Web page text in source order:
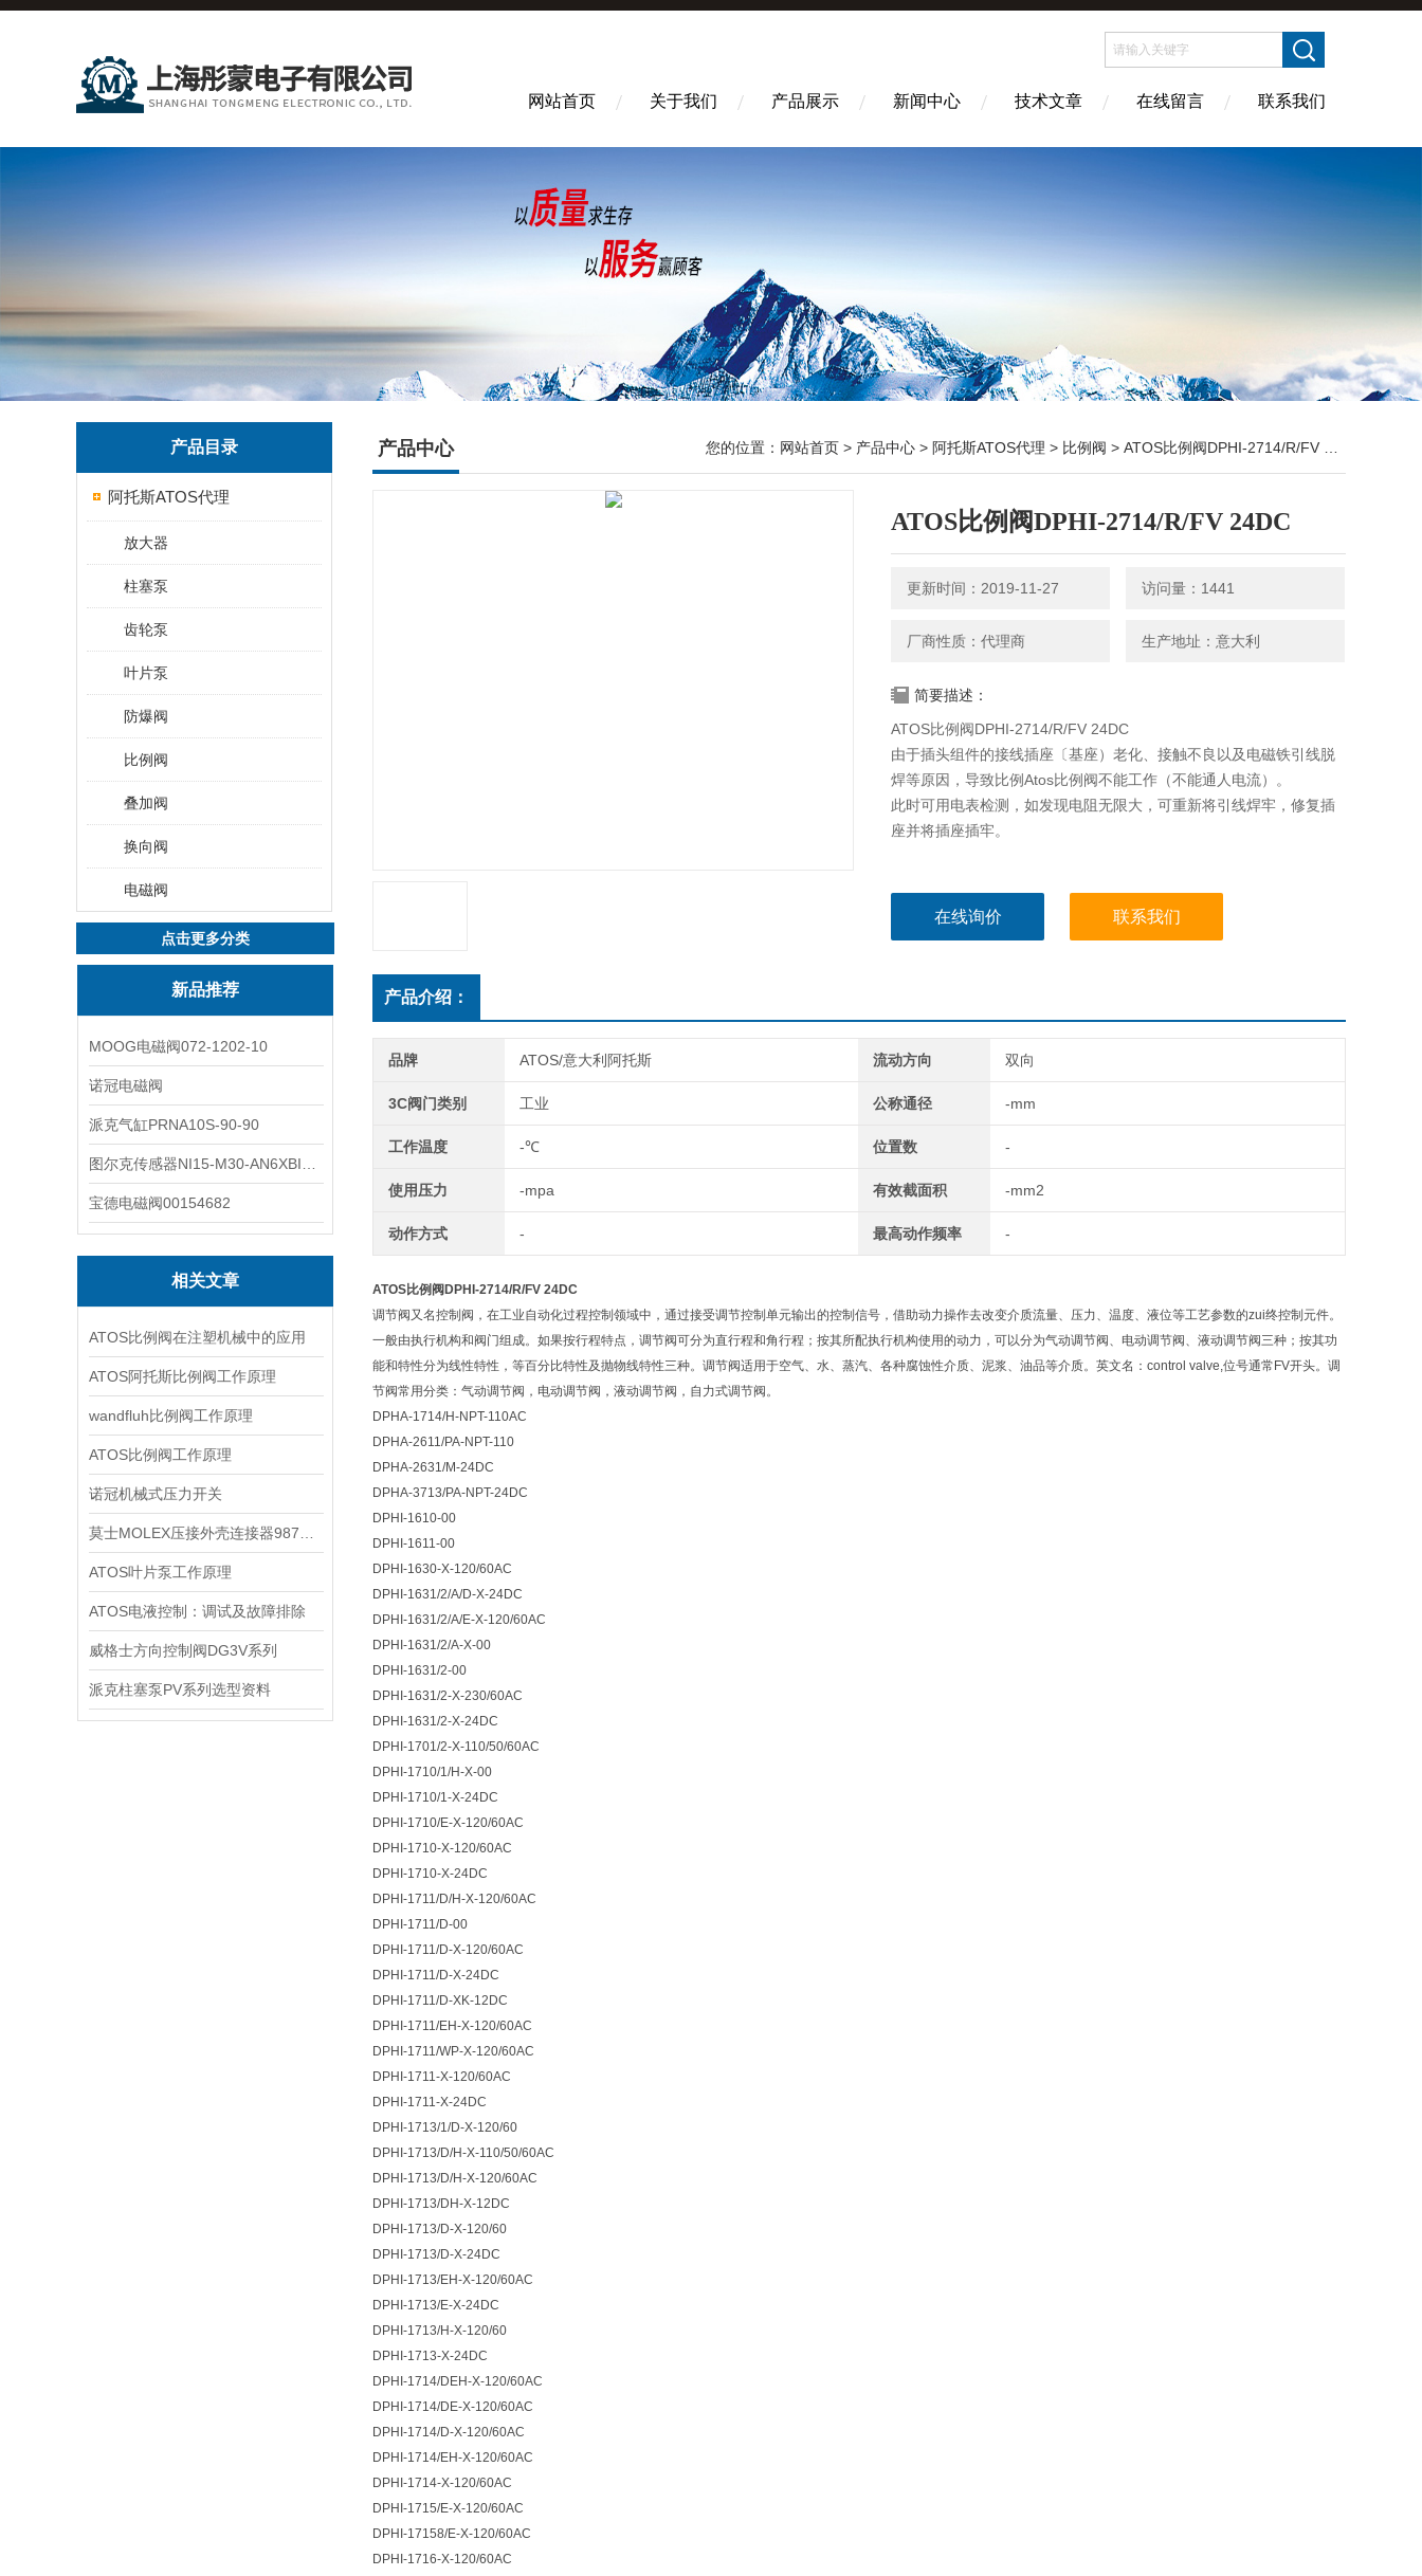
网站首页 关于我们 产品展示 新闻中心 技术文章 在线留言 联系我们
产品目录
阿托斯ATOS代理
放大器
柱塞泵
齿轮泵
叶片泵
防爆阀
比例阀
叠加阀
换向阀
电磁阀
点击更多分类
新品推荐
MOOG电磁阀072-1202-10
诺冠电磁阀
派克气缸PRNA10S-90-90
宝德电磁阀00154682
相关文章
ATOS比例阀在注塑机械中的应用
ATOS阿托斯比例阀工作原理
wandfluh比例阀工作原理
ATOS比例阀工作原理
诺冠机械式压力开关
ATOS叶片泵工作原理
ATOS电液控制：调试及故障排除
威格士方向控制阀DG3V系列
派克柱塞泵PV系列选型资料
产品中心 您的位置： 网站首页 > 产品中心 > 阿托斯ATOS代理 > 比例阀 > ATOS比例阀DPHI-2714/R/FV 24DC
ATOS比例阀DPHI-2714/R/FV 24DC
更新时间：2019-11-27 访问量：1441
厂商性质：代理商 生产地址：意大利
简要描述：
ATOS比例阀DPHI-2714/R/FV 24DC
由于插头组件的接线插座〔基座）老化、接触不良以及电磁铁引线脱
焊等原因，导致比例Atos比例阀不能工作（不能通人电流）。
此时可用电表检测，如发现电阻无限大，可重新将引线焊牢，修复插
座并将插座插牢。
在线询价 联系我们
产品介绍：
品牌 ATOS/意大利阿托斯 流动方向 双向
3C阀门类别 工业 公称通径 -mm
工作温度 -℃ 位置数 -
使用压力 -mpa 有效截面积 -mm2
动作方式 - 最高动作频率 -
ATOS比例阀DPHI-2714/R/FV 24DC
调节阀又名控制阀，在工业自动化过程控制领域中，通过接受调节控制单元输出的控制信号，借助动力操作去改变介质流量、压力、温度、液位等工艺参数的zui终控制元件。
一般由执行机构和阀门组成。如果按行程特点，调节阀可分为直行程和角行程；按其所配执行机构使用的动力，可以分为气动调节阀、电动调节阀、液动调节阀三种；按其功
能和特性分为线性特性，等百分比特性及抛物线特性三种。调节阀适用于空气、水、蒸汽、各种腐蚀性介质、泥浆、油品等介质。英文名：control valve,位号通常FV开头。调
节阀常用分类：气动调节阀，电动调节阀，液动调节阀，自力式调节阀。
DPHA-1714/H-NPT-110AC
DPHA-2611/PA-NPT-110
DPHA-2631/M-24DC
DPHA-3713/PA-NPT-24DC
DPHI-1610-00
DPHI-1611-00
DPHI-1630-X-120/60AC
DPHI-1631/2/A/D-X-24DC
DPHI-1631/2/A/E-X-120/60AC
DPHI-1631/2/A-X-00
DPHI-1631/2-00
DPHI-1631/2-X-230/60AC
DPHI-1631/2-X-24DC
DPHI-1701/2-X-110/50/60AC
DPHI-1710/1/H-X-00
DPHI-1710/1-X-24DC
DPHI-1710/E-X-120/60AC
DPHI-1710-X-120/60AC
DPHI-1710-X-24DC
DPHI-1711/D/H-X-120/60AC
DPHI-1711/D-00
DPHI-1711/D-X-120/60AC
DPHI-1711/D-X-24DC
DPHI-1711/D-XK-12DC
DPHI-1711/EH-X-120/60AC
DPHI-1711/WP-X-120/60AC
DPHI-1711-X-120/60AC
DPHI-1711-X-24DC
DPHI-1713/1/D-X-120/60
DPHI-1713/D/H-X-110/50/60AC
DPHI-1713/D/H-X-120/60AC
DPHI-1713/DH-X-12DC
DPHI-1713/D-X-120/60
DPHI-1713/D-X-24DC
DPHI-1713/EH-X-120/60AC
DPHI-1713/E-X-24DC
DPHI-1713/H-X-120/60
DPHI-1713-X-24DC
DPHI-1714/DEH-X-120/60AC
DPHI-1714/DE-X-120/60AC
DPHI-1714/D-X-120/60AC
DPHI-1714/EH-X-120/60AC
DPHI-1714-X-120/60AC
DPHI-1715/E-X-120/60AC
DPHI-17158/E-X-120/60AC
DPHI-1716-X-120/60AC